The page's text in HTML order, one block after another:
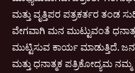
ಮತ್ತು ವೃತ್ತಿಪರ ಪತ್ರಕರ್ತರ ತಂಡ
ವೇಗವಾಗಿ ಮನ ಮುಟ್ಟುವಂತೆ
ಮುಟ್ಟಿಸುವ ಕಾರ್ಯ ಮಾಡುತ್ತಿದೆ.
ಮತ್ತು ಧನಾತ್ಮಕ ಪತ್ರಿಕೋದ್ಯಮ